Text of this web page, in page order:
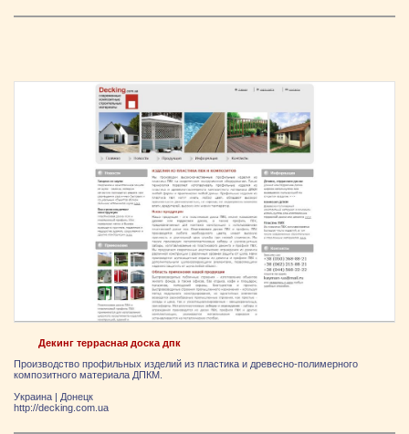
Декинг террасная доска дпк
Производство профильных изделий из пластика и древесно-полимерного
композитного материала ДПКМ.
Украина | Донецк
http://decking.com.ua